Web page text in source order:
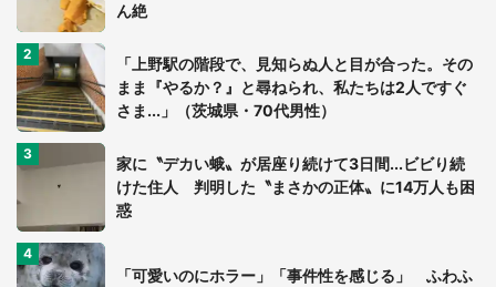
ん絶
「上野駅の階段で、見知らぬ人と目が合った。その
まま『やるか？』と尋ねられ、私たちは2人ですぐ
さま...」（茨城県・70代男性）
家に〝デカい蛾〟が居座り続けて3日間...ビビり続
けた住人 判明した〝まさかの正体〟に14万人も困
惑
「可愛いのにホラー」「事件性を感じる」 ふわふ